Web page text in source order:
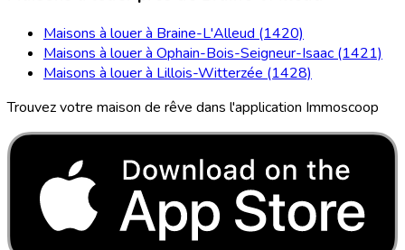
Maisons à louer à Braine-L'Alleud (1420)
Maisons à louer à Ophain-Bois-Seigneur-Isaac (1421)
Maisons à louer à Lillois-Witterzée (1428)
Trouvez votre maison de rêve dans l'application Immoscoop